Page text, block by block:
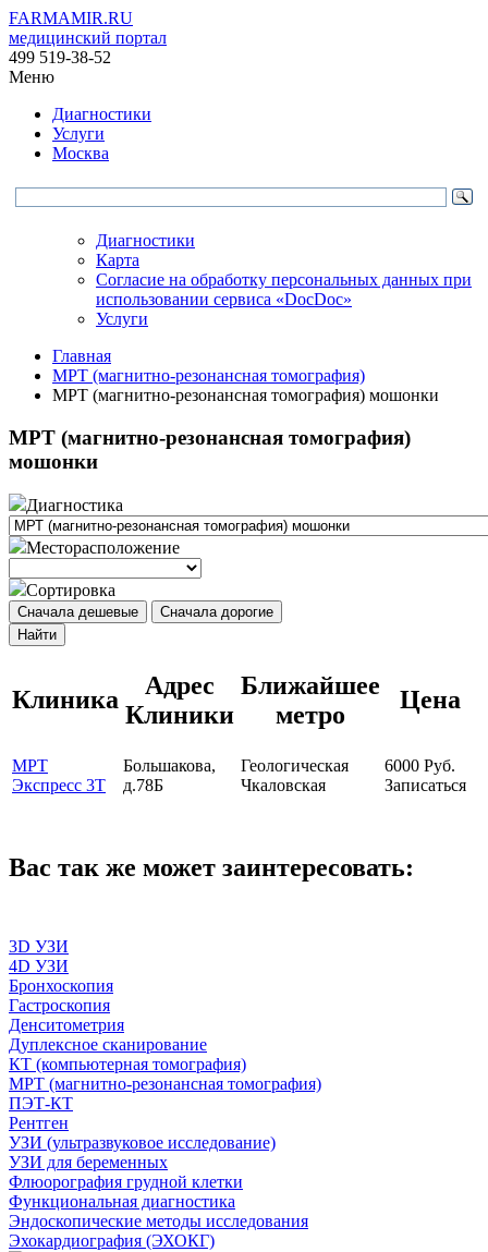
FARMAMIR.RU
медицинский портал
499 519-38-52
Меню
Диагностики
Услуги
Москва
Диагностики
Карта
Согласие на обработку персональных данных при
использовании сервиса «DocDoc»
Услуги
Главная
МРТ (магнитно-резонансная томография)
МРТ (магнитно-резонансная томография) мошонки
МРТ (магнитно-резонансная томография)
мошонки
Диагностика
Месторасположение
Сортировка
Сначала дешевые
Сначала дорогие
Найти
Клиника
Адрес
Клиники
Ближайшее
метро
Цена
МРТ
Экспресс 3Т
Большакова,
д.78Б
Геологическая
Чкаловская
6000 Руб.
Записаться
Вас так же может заинтересовать:
3D УЗИ
4D УЗИ
Бронхоскопия
Гастроскопия
Денситометрия
Дуплексное сканирование
КТ (компьютерная томография)
МРТ (магнитно-резонансная томография)
ПЭТ-КТ
Рентген
УЗИ (ультразвуковое исследование)
УЗИ для беременных
Флюорография грудной клетки
Функциональная диагностика
Эндоскопические методы исследования
Эхокардиография (ЭХОКГ)